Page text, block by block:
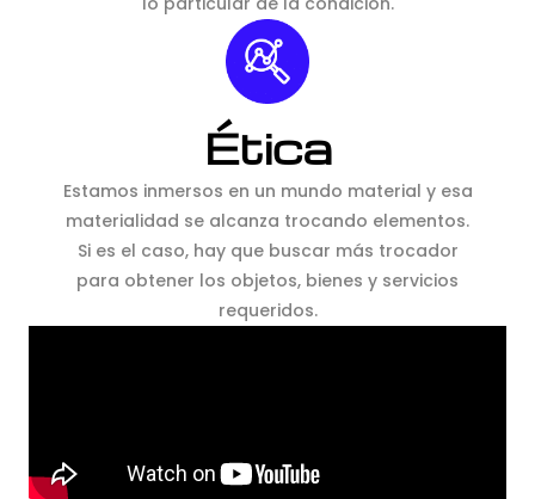
Ética
Estamos inmersos en un mundo material y esa
materialidad se alcanza trocando elementos.
Si es el caso, hay que buscar más trocador
para obtener los objetos, bienes y servicios
requeridos.